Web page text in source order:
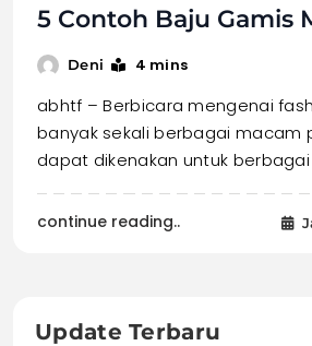
5 Contoh Baju Gamis
Deni 4 mins
abhtf – Berbicara mengenai
banyak sekali berbagai macam
dapat dikenakan untuk
continue reading..
Update Terbaru